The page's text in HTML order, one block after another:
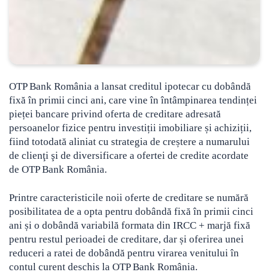
OTP Bank România a lansat creditul ipotecar cu dobândă
fixă în primii cinci ani, care vine în întâmpinarea tendinței
pieței bancare privind oferta de creditare adresată
persoanelor fizice pentru investiții imobiliare și achiziții,
fiind totodată aliniat cu strategia de creștere a numarului
de clienţi şi de diversificare a ofertei de credite acordate
de OTP Bank România.
Printre caracteristicile noii oferte de creditare se numără
posibilitatea de a opta pentru dobândă fixă în primii cinci
ani și o dobândă variabilă formata din IRCC + marjă fixă
pentru restul perioadei de creditare, dar și oferirea unei
reduceri a ratei de dobândă pentru virarea venitului în
contul curent deschis la OTP Bank România.